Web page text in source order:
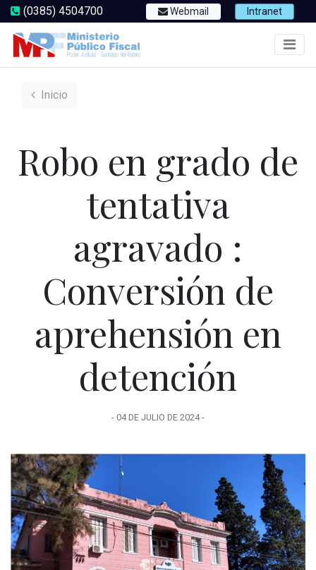
(0385) 4504700 Webmail Intranet
Inicio
Robo en grado de
tentativa
agravado :
Conversión de
aprehensión en
detención
- 04 DE JULIO DE 2024-